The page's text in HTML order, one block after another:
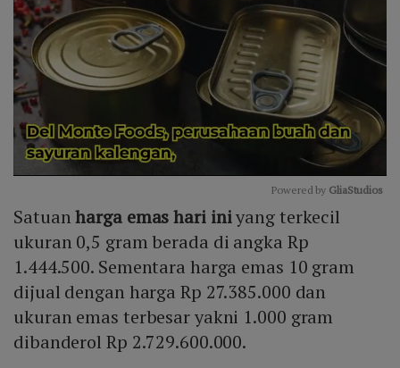
Mute
Powered by GliaStudios
Satuanharga emas hari iniyang terkecil
ukuran 0,5 gram berada di angka Rp
1.444.500. Sementara harga emas 10 gram
dijual dengan harga Rp 27.385.000 dan
ukuran emas terbesar yakni 1.000 gram
dibanderol Rp 2.729.600.000.